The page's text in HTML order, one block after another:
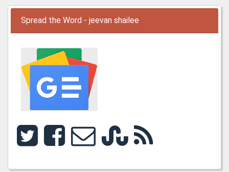
Spread the Word - jeevan shailee